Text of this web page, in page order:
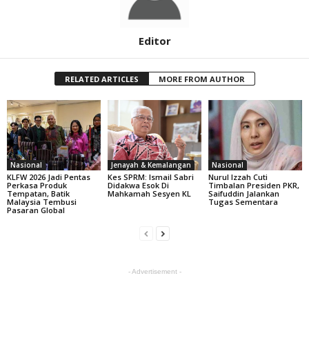
Editor
RELATED ARTICLES MORE FROM AUTHOR
Nasional
KLFW 2026 Jadi Pentas
Perkasa Produk
Tempatan, Batik
Malaysia Tembusi
Pasaran Global
Jenayah & Kemalangan
Kes SPRM: Ismail Sabri
Didakwa Esok Di
Mahkamah Sesyen KL
Nasional
Nurul Izzah Cuti
Timbalan Presiden PKR,
Saifuddin Jalankan
Tugas Sementara
- Advertisement -